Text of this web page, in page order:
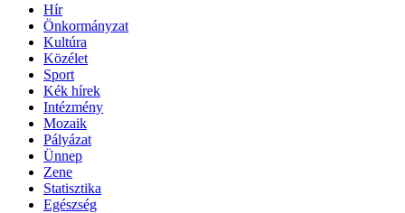
Hír
Önkormányzat
Kultúra
Közélet
Sport
Kék hírek
Intézmény
Mozaik
Pályázat
Ünnep
Zene
Statisztika
Egészség